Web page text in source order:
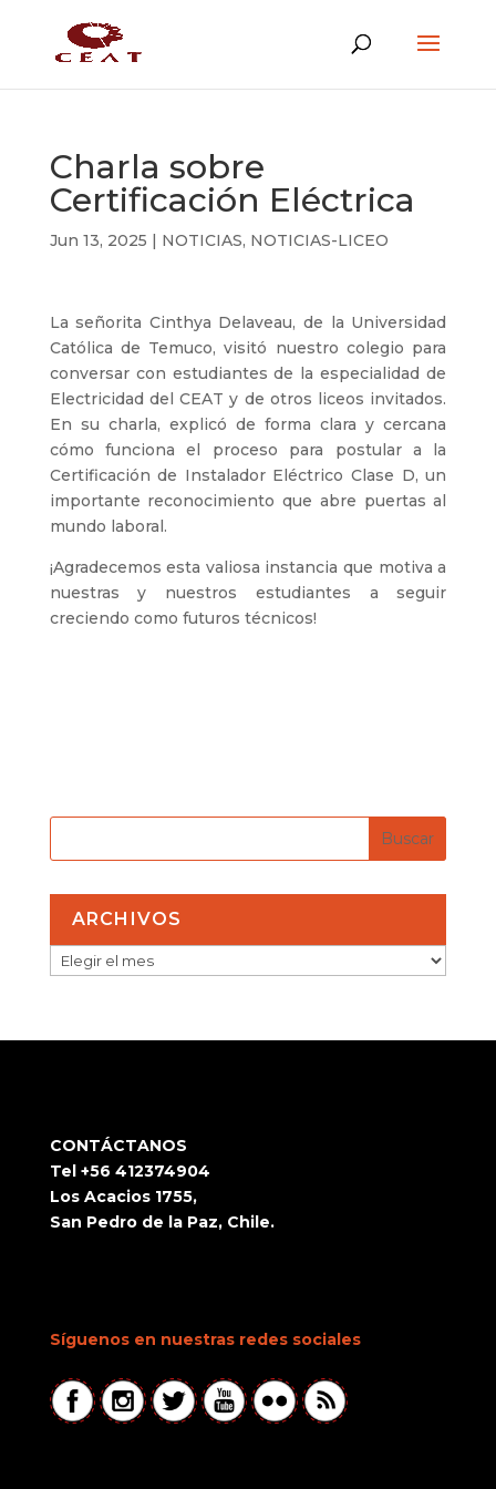
Charla sobre
Certificación Eléctrica
Jun 13, 2025 | NOTICIAS, NOTICIAS-LICEO
La señorita Cinthya Delaveau, de la Universidad
Católica de Temuco, visitó nuestro colegio para
conversar con estudiantes de la especialidad de
Electricidad del CEAT y de otros liceos invitados.
En su charla, explicó de forma clara y cercana
cómo funciona el proceso para postular a la
Certificación de Instalador Eléctrico Clase D, un
importante reconocimiento que abre puertas al
mundo laboral.
¡Agradecemos esta valiosa instancia que motiva a
nuestras y nuestros estudiantes a seguir
creciendo como futuros técnicos!
ARCHIVOS
ARCHIVOS
CONTÁCTANOS
Tel +56 412374904
Los Acacios 1755,
San Pedro de la Paz, Chile.
Síguenos en nuestras redes sociales